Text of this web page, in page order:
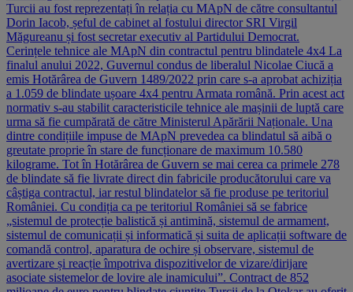
Turcii au fost reprezentați în relația cu MApN de către consultantul
Dorin Iacob, șeful de cabinet al fostului director SRI Virgil
Măgureanu și fost secretar executiv al Partidului Democrat.
Cerințele tehnice ale MApN din contractul pentru blindatele 4x4 La
finalul anului 2022, Guvernul condus de liberalul Nicolae Ciucă a
emis Hotărârea de Guvern 1489/2022 prin care s-a aprobat achiziția
a 1.059 de blindate ușoare 4x4 pentru Armata română. Prin acest act
normativ s-au stabilit caracteristicile tehnice ale mașinii de luptă care
urma să fie cumpărată de către Ministerul Apărării Naționale. Una
dintre condițiile impuse de MApN prevedea ca blindatul să aibă o
greutate proprie în stare de funcționare de maximum 10.580
kilograme. Tot în Hotărârea de Guvern se mai cerea ca primele 278
de blindate să fie livrate direct din fabricile producătorului care va
câștiga contractul, iar restul blindatelor să fie produse pe teritoriul
României. Cu condiția ca pe teritoriul României să se fabrice
„sistemul de protecție balistică și antimină, sistemul de armament,
sistemul de comunicații și informatică și suita de aplicații software de
comandă control, aparatura de ochire și observare, sistemul de
avertizare și reacție împotriva dispozitivelor de vizare/dirijare
asociate sistemelor de lovire ale inamicului”. Contract de 852